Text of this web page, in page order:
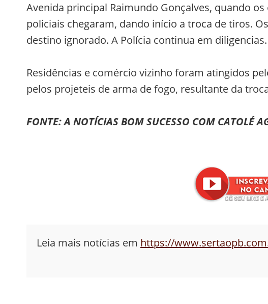
Avenida principal Raimundo Gonçalves, quando
policiais chegaram, dando início a troca de tiros.
destino ignorado. A Polícia continua em diligencias.
Residências e comércio vizinho foram atingidos
pelos projeteis de arma de fogo, resultante da
FONTE: A NOTÍCIAS BOM SUCESSO COM CATOLÉ
Leia mais notícias em https://